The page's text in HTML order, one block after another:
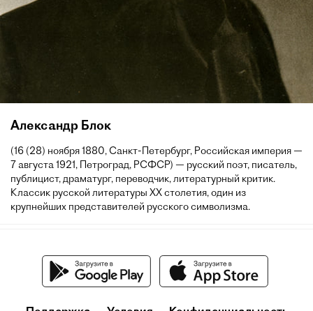
Александр Блок
(16 (28) ноября 1880, Санкт-Петербург, Российская империя —
7 августа 1921, Петроград, РСФСР) — русский поэт, писатель,
публицист, драматург, переводчик, литературный критик.
Классик русской литературы XX столетия, один из
крупнейших представителей русского символизма.